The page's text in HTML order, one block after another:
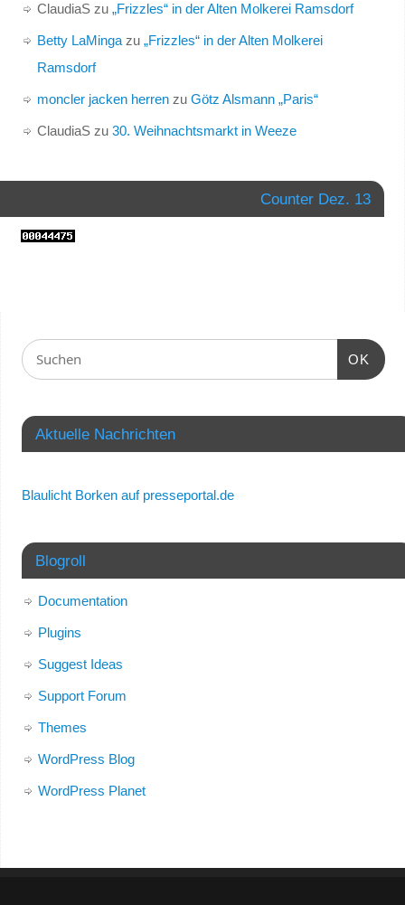
ClaudiaSzu „Frizzles“ in der Alten Molkerei Ramsdorf
Betty LaMingazu „Frizzles“ in der Alten Molkerei
Ramsdorf
moncler jacken herrenzu Götz Alsmann „Paris“
ClaudiaSzu 30. Weihnachtsmarkt in Weeze
Counter Dez. 13
OK
Aktuelle Nachrichten
Blaulicht Borken auf presseportal.de
Blogroll
Documentation
Plugins
Suggest Ideas
Support Forum
Themes
WordPress Blog
WordPress Planet